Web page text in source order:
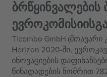
ბრწყინვალების
Ticombo GmbH
Horizon 2020-ში,
ინოვაციების
წინადადების ნომრით